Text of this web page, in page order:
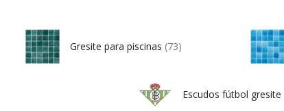
Gresite para piscinas (73)
Escudos fútbol gresite